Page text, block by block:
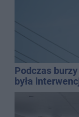
Podczas
była